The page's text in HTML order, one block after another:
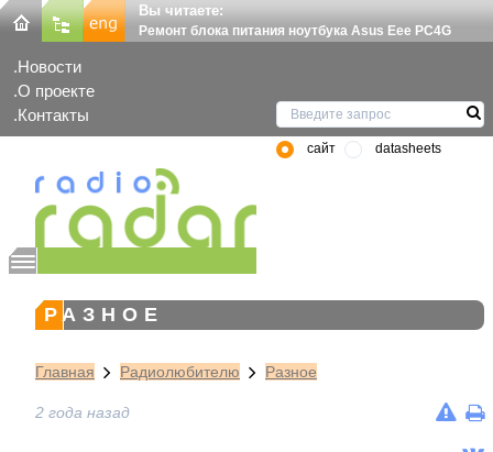
Вы читаете:
Ремонт блока питания ноутбука Asus Eee PC4G
Новости
О проекте
Контакты
сайт datasheets
РАЗНОЕ
Главная Радиолюбителю Разное
2 года назад